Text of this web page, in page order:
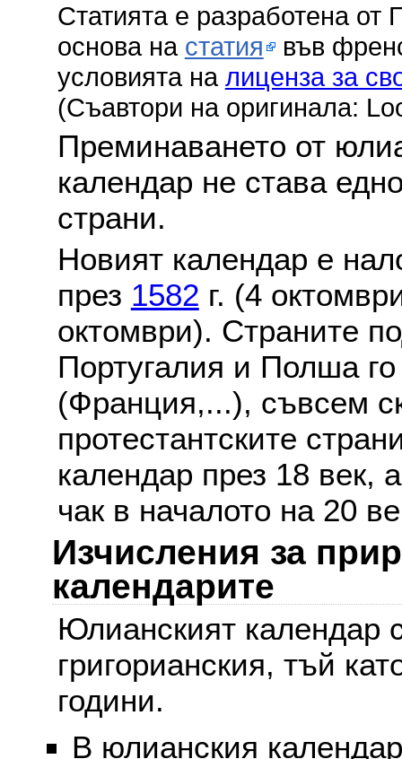
Статията е разработена
основа на статия във
условията на лиценза за
(Съавтори на оригинала:
Преминаването от
календар не става
страни.
Новият календар е
през 1582 г. (4
октомври). Страните
Португалия и Полша
(Франция,...), съвсем
протестантските
календар през 18 век,
чак в началото на 20
Изчисления за
календарите
Юлианският календар
григорианския, тъй
години.
В юлианския